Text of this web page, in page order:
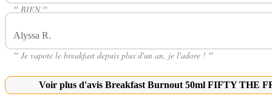
"BIEN"
Alyssa R.
" Je vapote le breakfast depuis plus d'un an, je l'adore ! "
Voir plus d'avis Breakfast Burnout 50ml FIFTY THE